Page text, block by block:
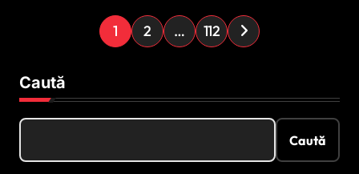
P
a
i
a
1 2 … 112
Caută
Caută